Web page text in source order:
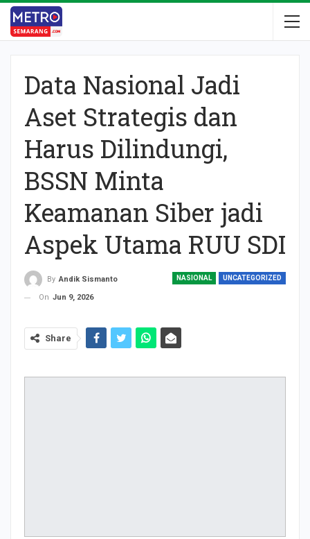
Data Nasional Jadi
Aset Strategis dan
Harus Dilindungi,
BSSN Minta
Keamanan Siber jadi
Aspek Utama RUU SDI
NASIONAL UNCATEGORIZED
By Andik Sismanto
On Jun 9, 2026
Share